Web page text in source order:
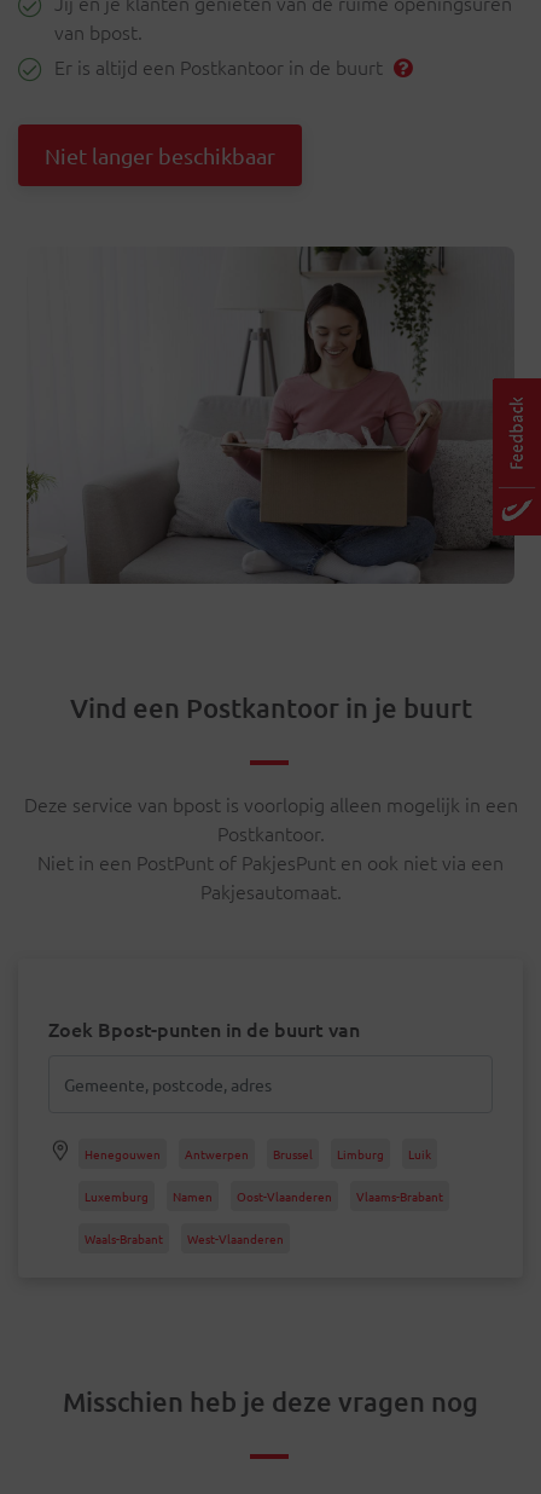
van bpost.
Er is altijd een Postkantoor in de buurt
Niet langer beschikbaar
Vind een Postkantoor in je buurt
Deze service van bpost is voorlopig alleen mogelijk in een
Postkantoor.
Niet in een PostPunt of PakjesPunt en ook niet via een
Pakjesautomaat.
Zoek Bpost-punten in de buurt van
Henegouwen Antwerpen Brussel Limburg Luik
Luxemburg Namen Oost-Vlaanderen Vlaams-Brabant
Waals-Brabant West-Vlaanderen
Misschien heb je deze vragen nog